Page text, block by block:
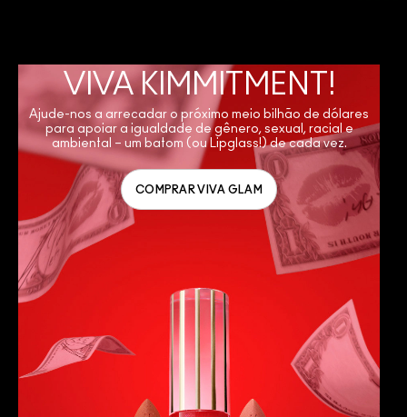
VIVA KIMMITMENT!
Ajude-nos a arrecadar o próximo meio bilhão de dólares
para apoiar a igualdade de gênero, sexual, racial e
ambiental – um batom (ou Lipglass!) de cada vez.
COMPRAR VIVA GLAM